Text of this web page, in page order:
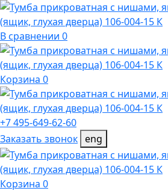
В сравнении 0
Корзина 0
+7 495-649-62-60
Заказать звонок eng
Корзина 0